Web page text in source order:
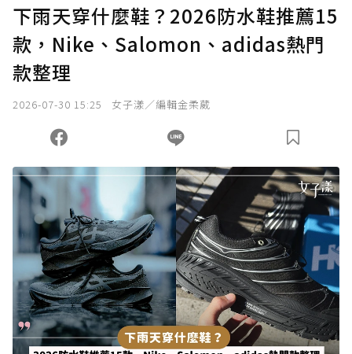
下雨天穿什麼鞋？2026防水鞋推薦15
款，Nike、Salomon、adidas熱門
款整理
2026-07-30 15:25 女子漾／編輯金柔葳